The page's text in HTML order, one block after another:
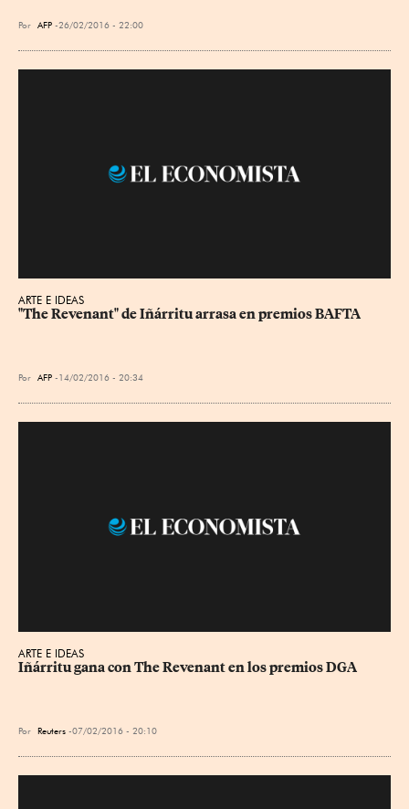
Por AFP 26/02/2016 - 22:00
ARTE E IDEAS
"The Revenant" de Iñárritu arrasa en premios BAFTA
Por AFP 14/02/2016 - 20:34
ARTE E IDEAS
Iñárritu gana con The Revenant en los premios DGA
Por Reuters 07/02/2016 - 20:10